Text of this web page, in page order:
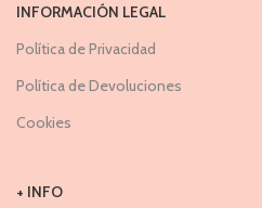
INFORMACIÓN LEGAL
Política de Privacidad
Política de Devoluciones
Cookies
+ INFO